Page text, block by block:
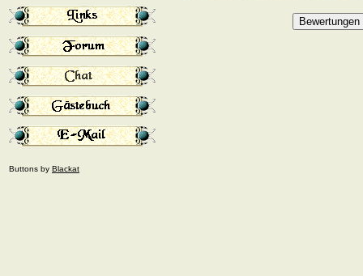
Buttons by Blackat